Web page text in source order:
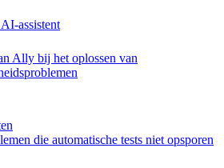
assistent
Ally bij het oplossen van
die automatische tests niet opsporen